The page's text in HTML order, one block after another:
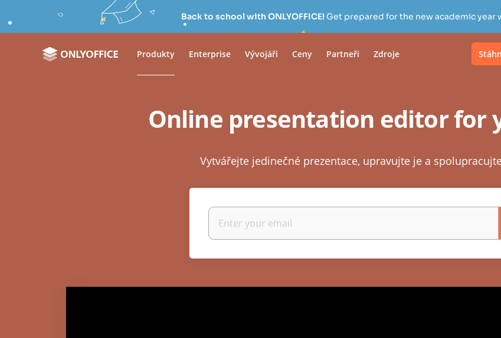
Back to school with ONLYOFFICE!Get prepared for the new academic year
Produkty Enterprise Vývojáři Ceny Partneři Zdroje
Online presentation editor for
Vytvářejte jedinečné prezentace, upravujte je a